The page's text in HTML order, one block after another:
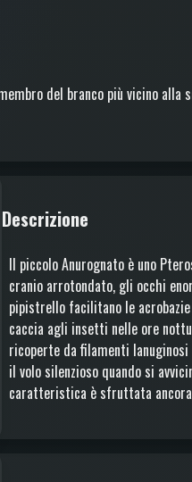
del branco più vicino alla
Descrizione
Il piccolo Anurognato è uno
cranio arrotondato, gli occhi
pipistrello facilitano le
caccia agli insetti nelle ore
ricoperte da filamenti
il volo silenzioso quando si
caratteristica è sfruttata